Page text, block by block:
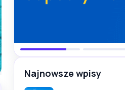
Najnowsze wpisy